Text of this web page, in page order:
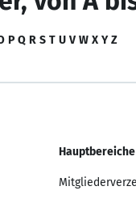
P Q R S T U V W X Y Z
Hauptbereiche